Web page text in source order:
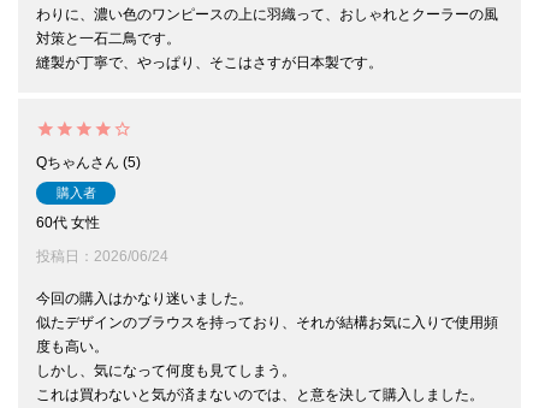
わりに、濃い色のワンピースの上に羽織って、おしゃれとクーラーの風
対策と一石二鳥です。
Qちゃん 5
購入者
60代 女性
投稿日
2026/06/24
今回の購入はかなり迷いました。
似たデザインのブラウスを持っており、それが結構お気に入りで使用頻
度も高い。
しかし、気になって何度も見てしまう。
これは買わないと気が済まないのでは、と意を決して購入しました。